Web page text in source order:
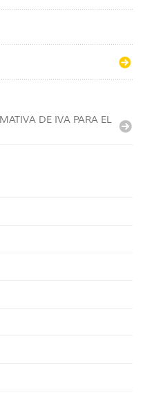
DE IVA PARA EL